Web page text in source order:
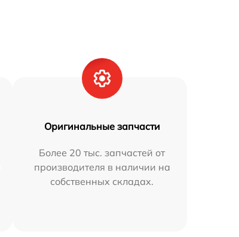
Оригинальные запчасти
Более 20 тыс. запчастей от
производителя в наличии на
собственных складах.